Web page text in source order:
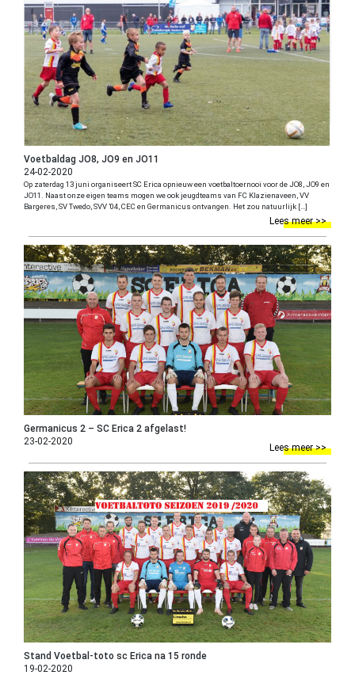
Voetbaldag JO8, JO9 en JO11
24-02-2020
Op zaterdag 13 juni organiseert SC Erica opnieuw een voetbaltoernooi voor de JO8, JO9 en
JO11. Naast onze eigen teams mogen we ook jeugdteams van FC Klazienaveen, VV
Bargeres, SV Twedo, SVV ’04, CEC en Germanicus ontvangen. Het zou natuurlijk […]
Lees meer >>
Germanicus 2 – SC Erica 2 afgelast!
23-02-2020
Lees meer >>
Stand Voetbal-toto sc Erica na 15 ronde
19-02-2020